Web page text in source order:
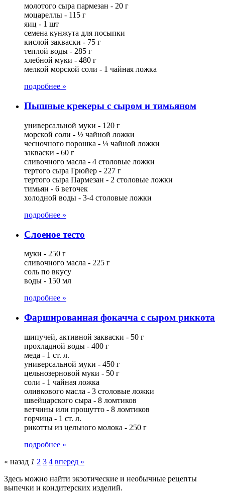
молотого сыра пармезан - 20 г
моцареллы - 115 г
яиц - 1 шт
семена кунжута для посыпки
кислой закваски - 75 г
теплой воды - 285 г
хлебной муки - 480 г
мелкой морской соли - 1 чайная ложка
подробнее »
Пышные крекеры с сыром и тимьяном
универсальной муки - 120 г
морской соли - ½ чайной ложки
чесночного порошка - ¼ чайной ложки
закваски - 60 г
сливочного масла - 4 столовые ложки
тертого сыра Грюйер - 227 г
тертого сыра Пармезан - 2 столовые ложки
тимьян - 6 веточек
холодной воды - 3-4 столовые ложки
подробнее »
Слоеное тесто
муки - 250 г
сливочного масла - 225 г
соль по вкусу
воды - 150 мл
подробнее »
Фаршированная фокачча с сыром риккота
шипучей, активной закваски - 50 г
прохладной воды - 400 г
меда - 1 ст. л.
универсальной муки - 450 г
цельнозерновой муки - 50 г
соли - 1 чайная ложка
оливкового масла - 3 столовые ложки
швейцарского сыра - 8 ломтиков
ветчины или прошутто - 8 ломтиков
горчица - 1 ст. л.
рикотты из цельного молока - 250 г
подробнее »
« назад 1 2 3 4 вперед »
Здесь можно найти экзотические и необычные рецепты
выпечки и кондитерских изделий.